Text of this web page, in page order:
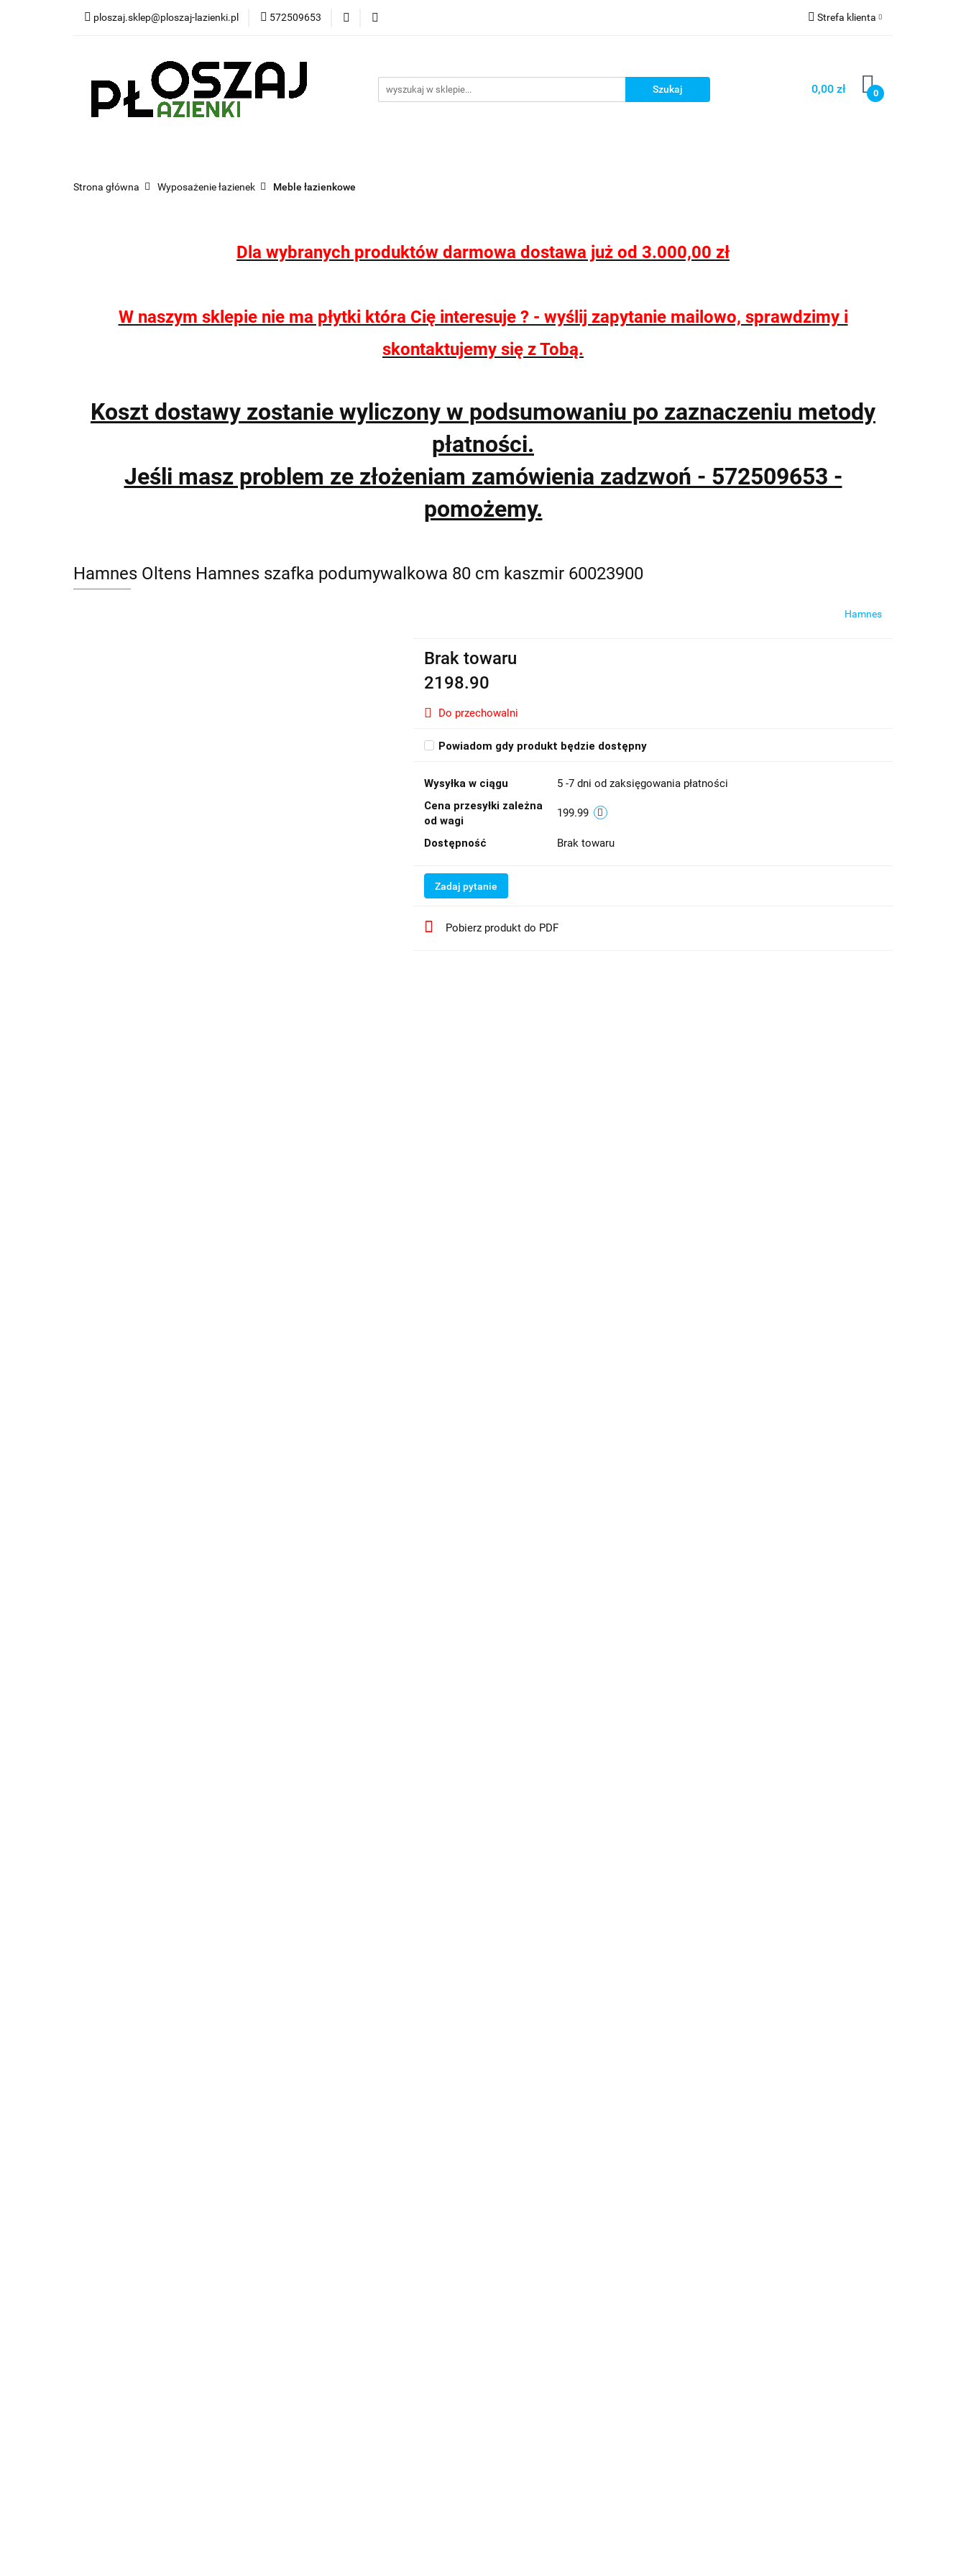
ploszaj.sklep@ploszaj-lazienki.pl 572509653 Strefa klienta
Zarejestruj się
Dodaj zgłoszenie
0,00 zł 0
Płytki Panele wodoodporne MHC
Wyposażenie kuchni Konfigurator kabin Kerria
Strona główna Wyposażenie łazienek Meble łazienkowe
Dla wybranych produktów darmowa dostawa już od 3.000,00 zł
W naszym sklepie nie ma płytki która Cię interesuje ? - wyślij zapytanie mailowo, sprawdzimy i
skontaktujemy się z Tobą.
Koszt dostawy zostanie wyliczony w podsumowaniu po zaznaczeniu metody
płatności.
Jeśli masz problem ze złożeniam zamówienia zadzwoń - 572509653 -
pomożemy.
Hamnes Oltens Hamnes szafka podumywalkowa 80 cm kaszmir 60023900
Hamnes
Brak towaru
2198.90
Do przechowalni
Powiadom gdy produkt będzie dostępny
Wysyłka w ciągu
5 -7 dni od zaksięgowania płatności
Cena przesyłki zależna
od wagi
199.99
Dostępność Brak towaru
Zadaj pytanie
Pobierz produkt do PDF